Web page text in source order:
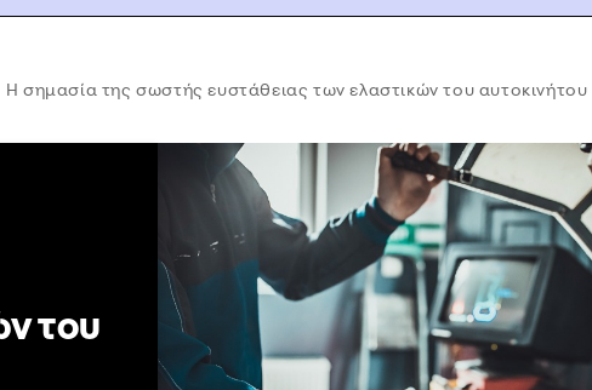
Η σημασία της σωστής ευστάθειας των ελαστικών του αυτοκινήτου
του